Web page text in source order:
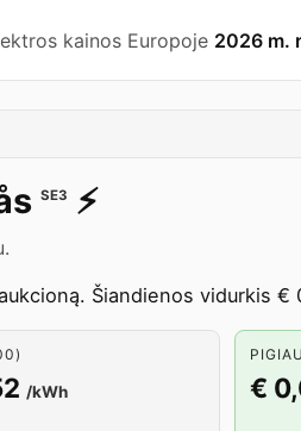
kainos Europoje 2026 m.
SE3 ⚡️
Šiandienos vidurkis
/kWh €